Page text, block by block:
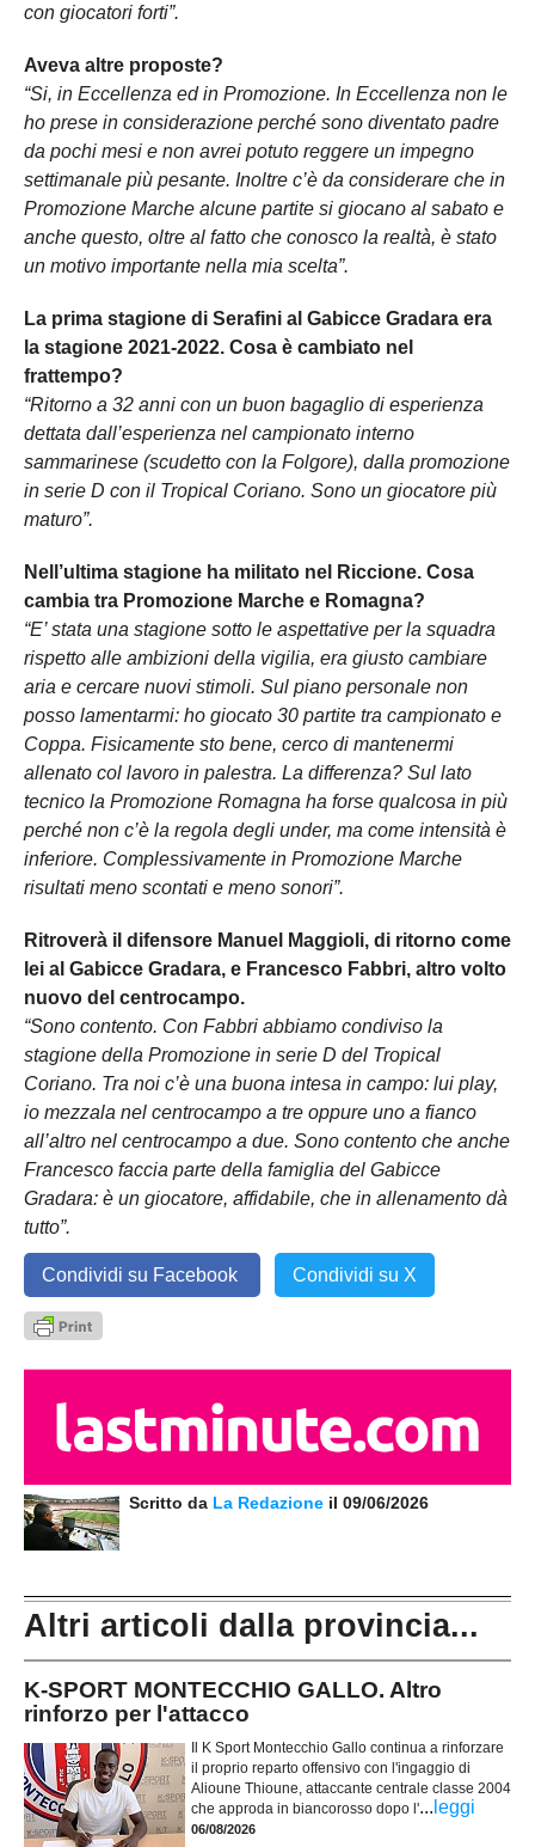
con giocatori forti”.
Aveva altre proposte?
“Si, in Eccellenza ed in Promozione. In Eccellenza non le
ho prese in considerazione perché sono diventato padre
da pochi mesi e non avrei potuto reggere un impegno
settimanale più pesante. Inoltre c’è da considerare che in
Promozione Marche alcune partite si giocano al sabato e
anche questo, oltre al fatto che conosco la realtà, è stato
un motivo importante nella mia scelta”.
La prima stagione di Serafini al Gabicce Gradara era
la stagione 2021-2022. Cosa è cambiato nel
frattempo?
“Ritorno a 32 anni con un buon bagaglio di esperienza
dettata dall’esperienza nel campionato interno
sammarinese (scudetto con la Folgore), dalla promozione
in serie D con il Tropical Coriano. Sono un giocatore più
maturo”.
Nell’ultima stagione ha militato nel Riccione. Cosa
cambia tra Promozione Marche e Romagna?
“E’ stata una stagione sotto le aspettative per la squadra
rispetto alle ambizioni della vigilia, era giusto cambiare
aria e cercare nuovi stimoli. Sul piano personale non
posso lamentarmi: ho giocato 30 partite tra campionato e
Coppa. Fisicamente sto bene, cerco di mantenermi
allenato col lavoro in palestra. La differenza? Sul lato
tecnico la Promozione Romagna ha forse qualcosa in più
perché non c’è la regola degli under, ma come intensità è
inferiore. Complessivamente in Promozione Marche
risultati meno scontati e meno sonori”.
Ritroverà il difensore Manuel Maggioli, di ritorno come
lei al Gabicce Gradara, e Francesco Fabbri, altro volto
nuovo del centrocampo.
“Sono contento. Con Fabbri abbiamo condiviso la
stagione della Promozione in serie D del Tropical
Coriano. Tra noi c’è una buona intesa in campo: lui play,
io mezzala nel centrocampo a tre oppure uno a fianco
all’altro nel centrocampo a due. Sono contento che anche
Francesco faccia parte della famiglia del Gabicce
Gradara: è un giocatore, affidabile, che in allenamento dà
tutto”.
Condividi su Facebook Condividi su X
Scritto da La Redazione il 09/06/2026
Altri articoli dalla provincia...
K-SPORT MONTECCHIO GALLO. Altro
rinforzo per l'attacco
Il K Sport Montecchio Gallo continua a rinforzare
il proprio reparto offensivo con l'ingaggio di
Alioune Thioune, attaccante centrale classe 2004
che approda in biancorosso dopo l'... leggi
06/08/2026